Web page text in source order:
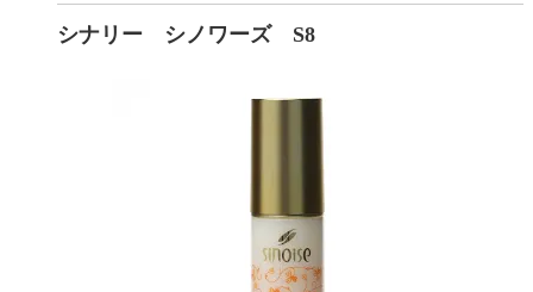
シナリー シノワーズ S8